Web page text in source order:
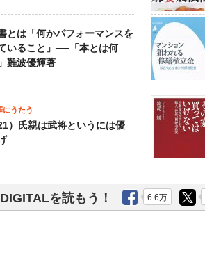
とは「何かパフォーマンスを
いること」──「本とは何
難波優輝著
にうたう
21）氏親は武将というには優
を読もう！ 6.6万